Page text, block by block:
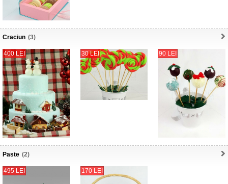
Craciun (3)
400 LEI 30 LEI 90 LEI
Paste (2)
495 LEI 170 LEI